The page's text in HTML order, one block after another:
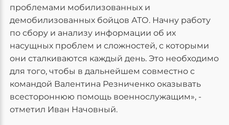
проблемами мобилизованных и
демобилизованных бойцов АТО. Начну работу
по сбору и анализу информации об их
насущных проблем и сложностей, с которыми
они сталкиваются каждый день. Это необходимо
для того, чтобы в дальнейшем совместно с
командой Валентина Резниченко оказывать
всестороннюю помощь военнослужащим», -
отметил Иван Начовный.